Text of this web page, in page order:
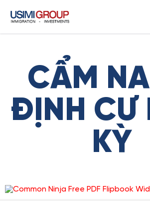
CẨM
ĐỊNH CƯ
KỲ
Free PDF Flipbook